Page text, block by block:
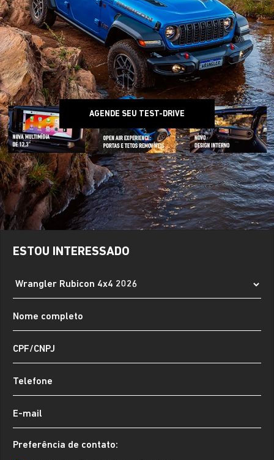
ESTOU INTERESSADO
Preferência de contato:
AGENDE SEU TEST-DRIVE